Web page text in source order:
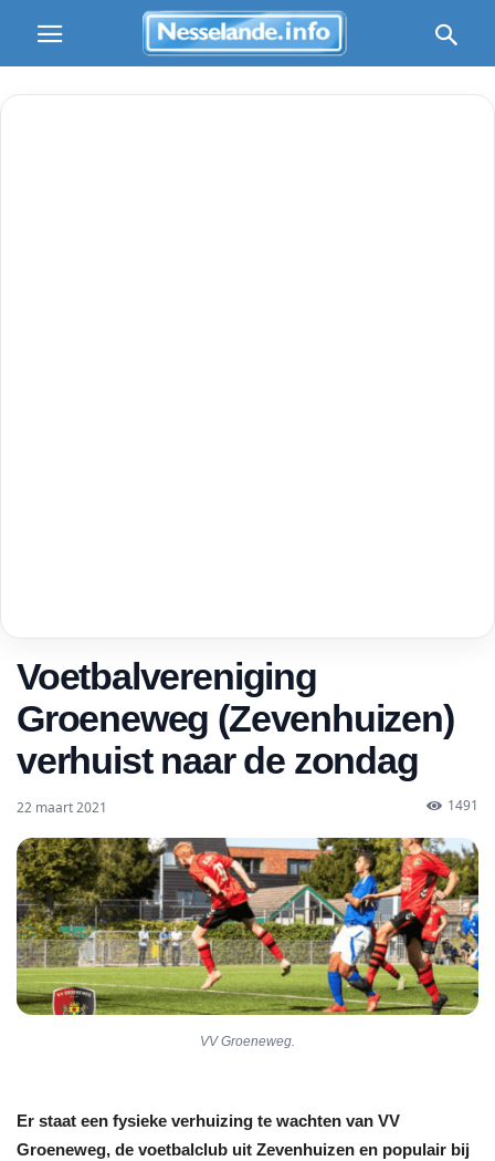
Voetbalvereniging
Groeneweg (Zevenhuizen)
verhuist naar de zondag
22 maart 2021 1491
VV Groeneweg.
Er staat een fysieke verhuizing te wachten van VV
Groeneweg, de voetbalclub uit Zevenhuizen en populair bij